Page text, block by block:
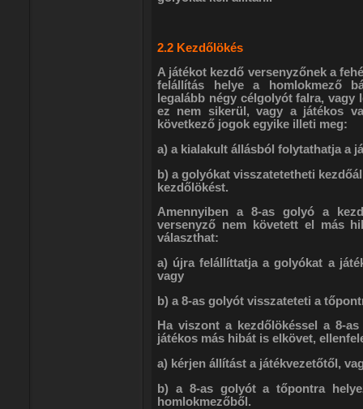
2.2 Kezdőlökés
A játékot kezdő versenyzőnek a
felállítás helye a homlokmező
legalább négy célgolyót falra,
ez nem sikerül, vagy a játékos
következő jogok egyike illeti meg:
a) a kialakult állásból folytathatja a
b) a golyókat visszatetetheti
kezdőlökést.
Amennyiben a 8-as golyó a
versenyző nem követett el más
választhat:
a) újra felállíttatja a golyókat a
vagy
b) a 8-as golyót visszateteti a
Ha viszont a kezdőlökéssel a 8-
játékos más hibát is elkövet,
a) kérjen állítást a játékvezetőtől,
b) a 8-as golyót a tőpontra
homlokmezőből.